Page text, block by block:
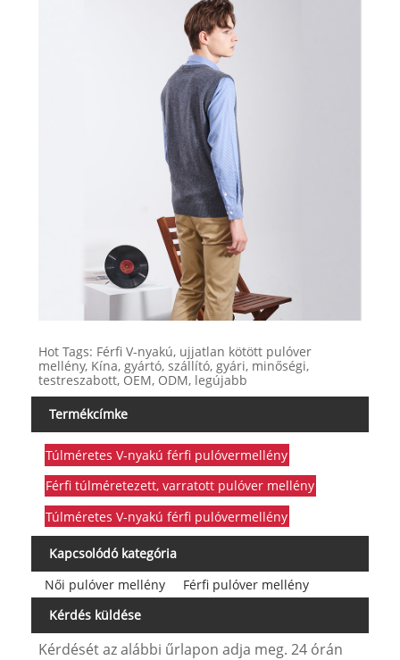
Hot Tags: Férfi V-nyakú, ujjatlan kötött pulóver
mellény, Kína, gyártó, szállító, gyári, minőségi,
testreszabott, OEM, ODM, legújabb
Termékcímke
Túlméretes V-nyakú férfi pulóvermellény
Férfi túlméretezett, varratott pulóver mellény
Túlméretes V-nyakú férfi pulóvermellény
Kapcsolódó kategória
Női pulóver mellény
Férfi pulóver mellény
Kérdés küldése
Kérdését az alábbi űrlapon adja meg. 24 órán